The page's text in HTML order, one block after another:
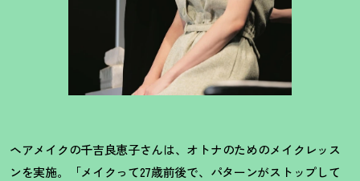
ヘアメイクの千吉良恵子さんは、オトナのためのメイクレッス
ンを実施。「メイクって27歳前後で、パターンがストップして